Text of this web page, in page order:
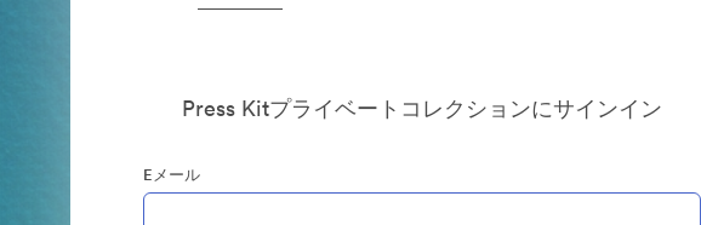
Press Kitプライベートコレクションにサインイン
Eメール